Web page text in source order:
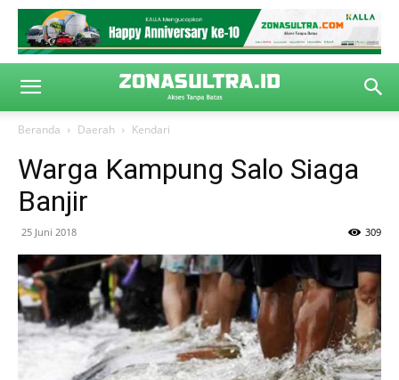
Beranda Daerah Kendari
Warga Kampung Salo Siaga
Banjir
25 Juni 2018 309